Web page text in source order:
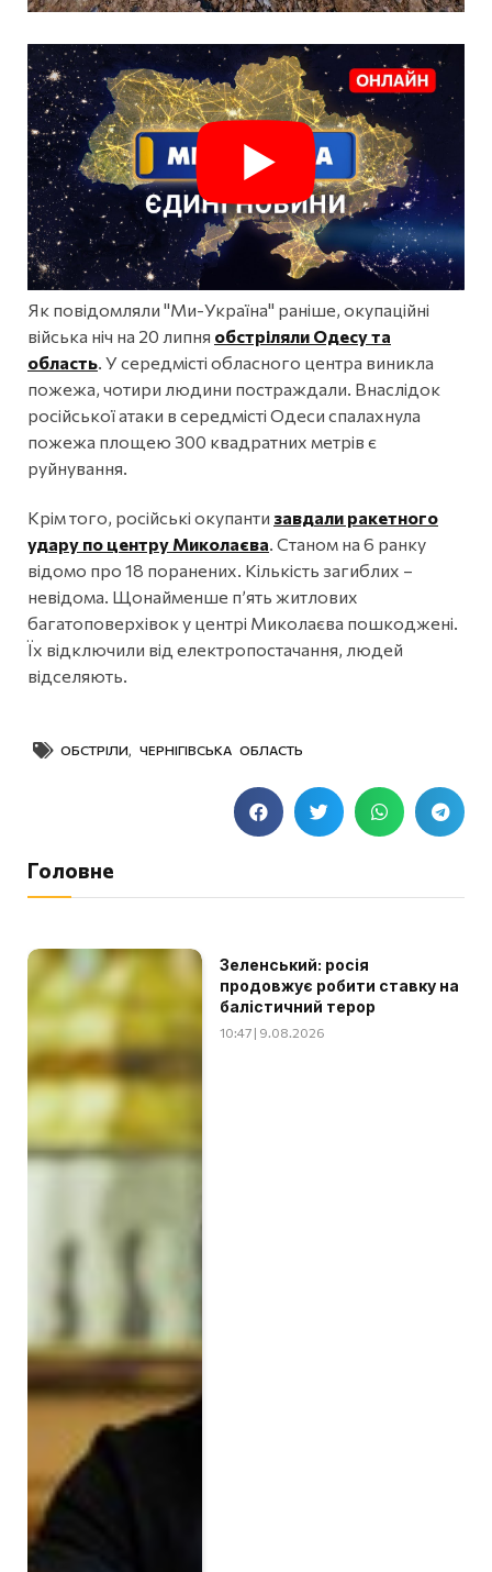
Як повідомляли "Ми-Україна" раніше, окупаційні
війська ніч на 20 липня обстріляли Одесу та
область. У середмісті обласного центра виникла
пожежа, чотири людини постраждали. Внаслідок
російської атаки в середмісті Одеси спалахнула
пожежа площею 300 квадратних метрів є
руйнування.
Крім того, російські окупанти завдали ракетного
удару по центру Миколаєва. Станом на 6 ранку
відомо про 18 поранених. Кількість загиблих –
невідома. Щонайменше пʼять житлових
багатоповерхівок у центрі Миколаєва пошкоджені.
Їх відключили від електропостачання, людей
відселяють.
ОБСТРІЛИ, ЧЕРНІГІВСЬКА ОБЛАСТЬ
Головне
Зеленський: росія
продовжує робити ставку на
балістичний терор
10:47 | 9.08.2026